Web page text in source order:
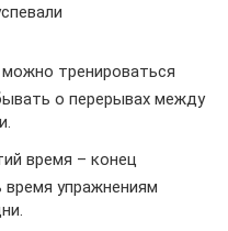
тренироваться
о перерывах между
время – конец
время упражнениям